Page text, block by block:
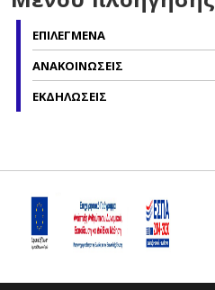
ΕΠΙΛΕΓΜΕΝΑ
ΑΝΑΚΟΙΝΩΣΕΙΣ
ΕΚΔΗΛΩΣΕΙΣ